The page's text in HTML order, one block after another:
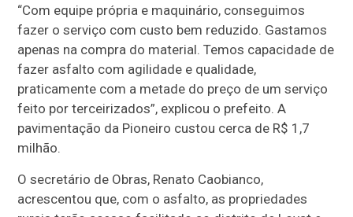
“Com equipe própria e maquinário, conseguimos
fazer o serviço com custo bem reduzido. Gastamos
apenas na compra do material. Temos capacidade de
fazer asfalto com agilidade e qualidade,
praticamente com a metade do preço de um serviço
feito por terceirizados”, explicou o prefeito. A
pavimentação da Pioneiro custou cerca de R$ 1,7
milhão.
O secretário de Obras, Renato Caobianco,
acrescentou que, com o asfalto, as propriedades